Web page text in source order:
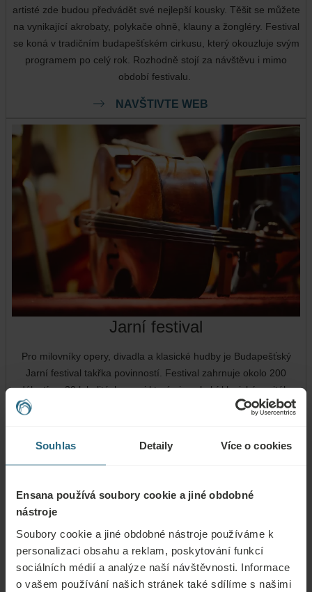
Souhlas Detaily Více o cookies
Ensana používá soubory cookie a jiné obdobné
nástroje
Soubory cookie a jiné obdobné nástroje používáme k
personalizaci obsahu a reklam, poskytování funkcí
sociálních médií a analýze naší návštěvnosti. Informace
o vašem používání našich stránek také sdílíme s našimi
artisté zde budou předvádět své nejlepší kousky. Těšit se můžete
na vynikající akrobaty, polykače ohně, klauny a žongléry. Festival
se koná v tradičním budapešťském cirkusu, který okouzluje svým
programem po celý rok. Rozhodně stojí za návštěvu i mimo
období festivalu.
NAVŠTIVTE WEB
Jarní festival
Pro milovníky opery, divadla a klasické hudby je Budapešťský
Jarní festival takřka povinností. Festival zahrnuje okolo 200
událostí ve 30 lokalitách, mezi kterými nechybí klasické recitály a
recitály v kostele, koncerty, opery, operety, divadelní představení
koncerty, filmové projekce a nejrůznější výstavy.